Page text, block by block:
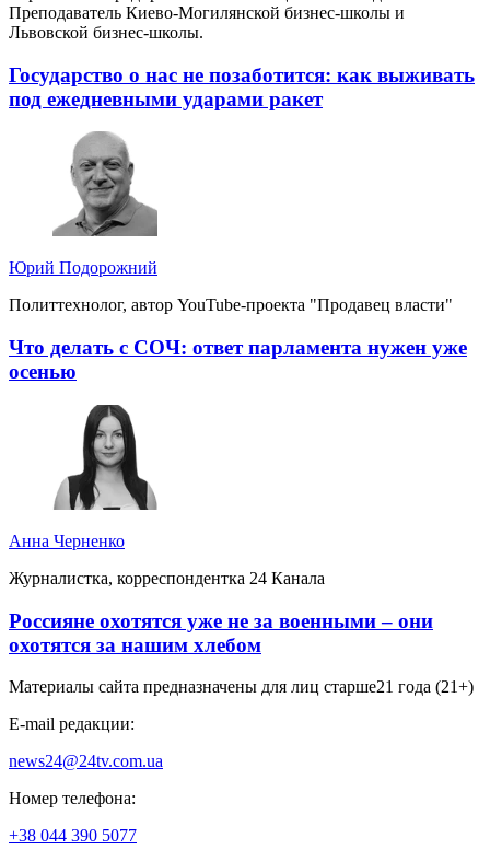
Преподаватель Киево-Могилянской бизнес-школы и
Львовской бизнес-школы.
Государство о нас не позаботится: как выживать
под ежедневными ударами ракет
Юрий Подорожний
Политтехнолог, автор YouTube-проекта "Продавец власти"
Что делать с СОЧ: ответ парламента нужен уже
осенью
Анна Черненко
Журналистка, корреспондентка 24 Канала
Россияне охотятся уже не за военными – они
охотятся за нашим хлебом
Материалы сайта предназначены для лиц старше21 года (21+)
E-mail редакции:
news24@24tv.com.ua
Номер телефона:
+38 044 390 5077